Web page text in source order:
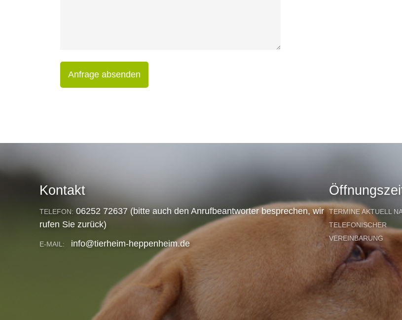
Anfrage absenden
Kontakt
TELEFON: 06252 72637 (bitte auch den Anrufbeantworter besprechen, wir
rufen Sie zurück)
E-MAIL: info@tierheim-heppenheim.de
TERMINE AKTUELL
TELEFONISCHER
VEREINBARUNG